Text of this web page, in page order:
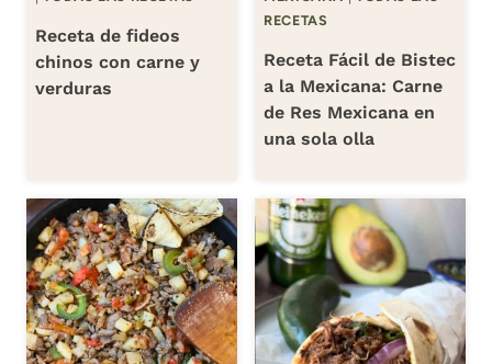
Receta de fideos
chinos con carne y
verduras
RECETAS
Receta Fácil de Bistec
a la Mexicana: Carne
de Res Mexicana en
una sola olla